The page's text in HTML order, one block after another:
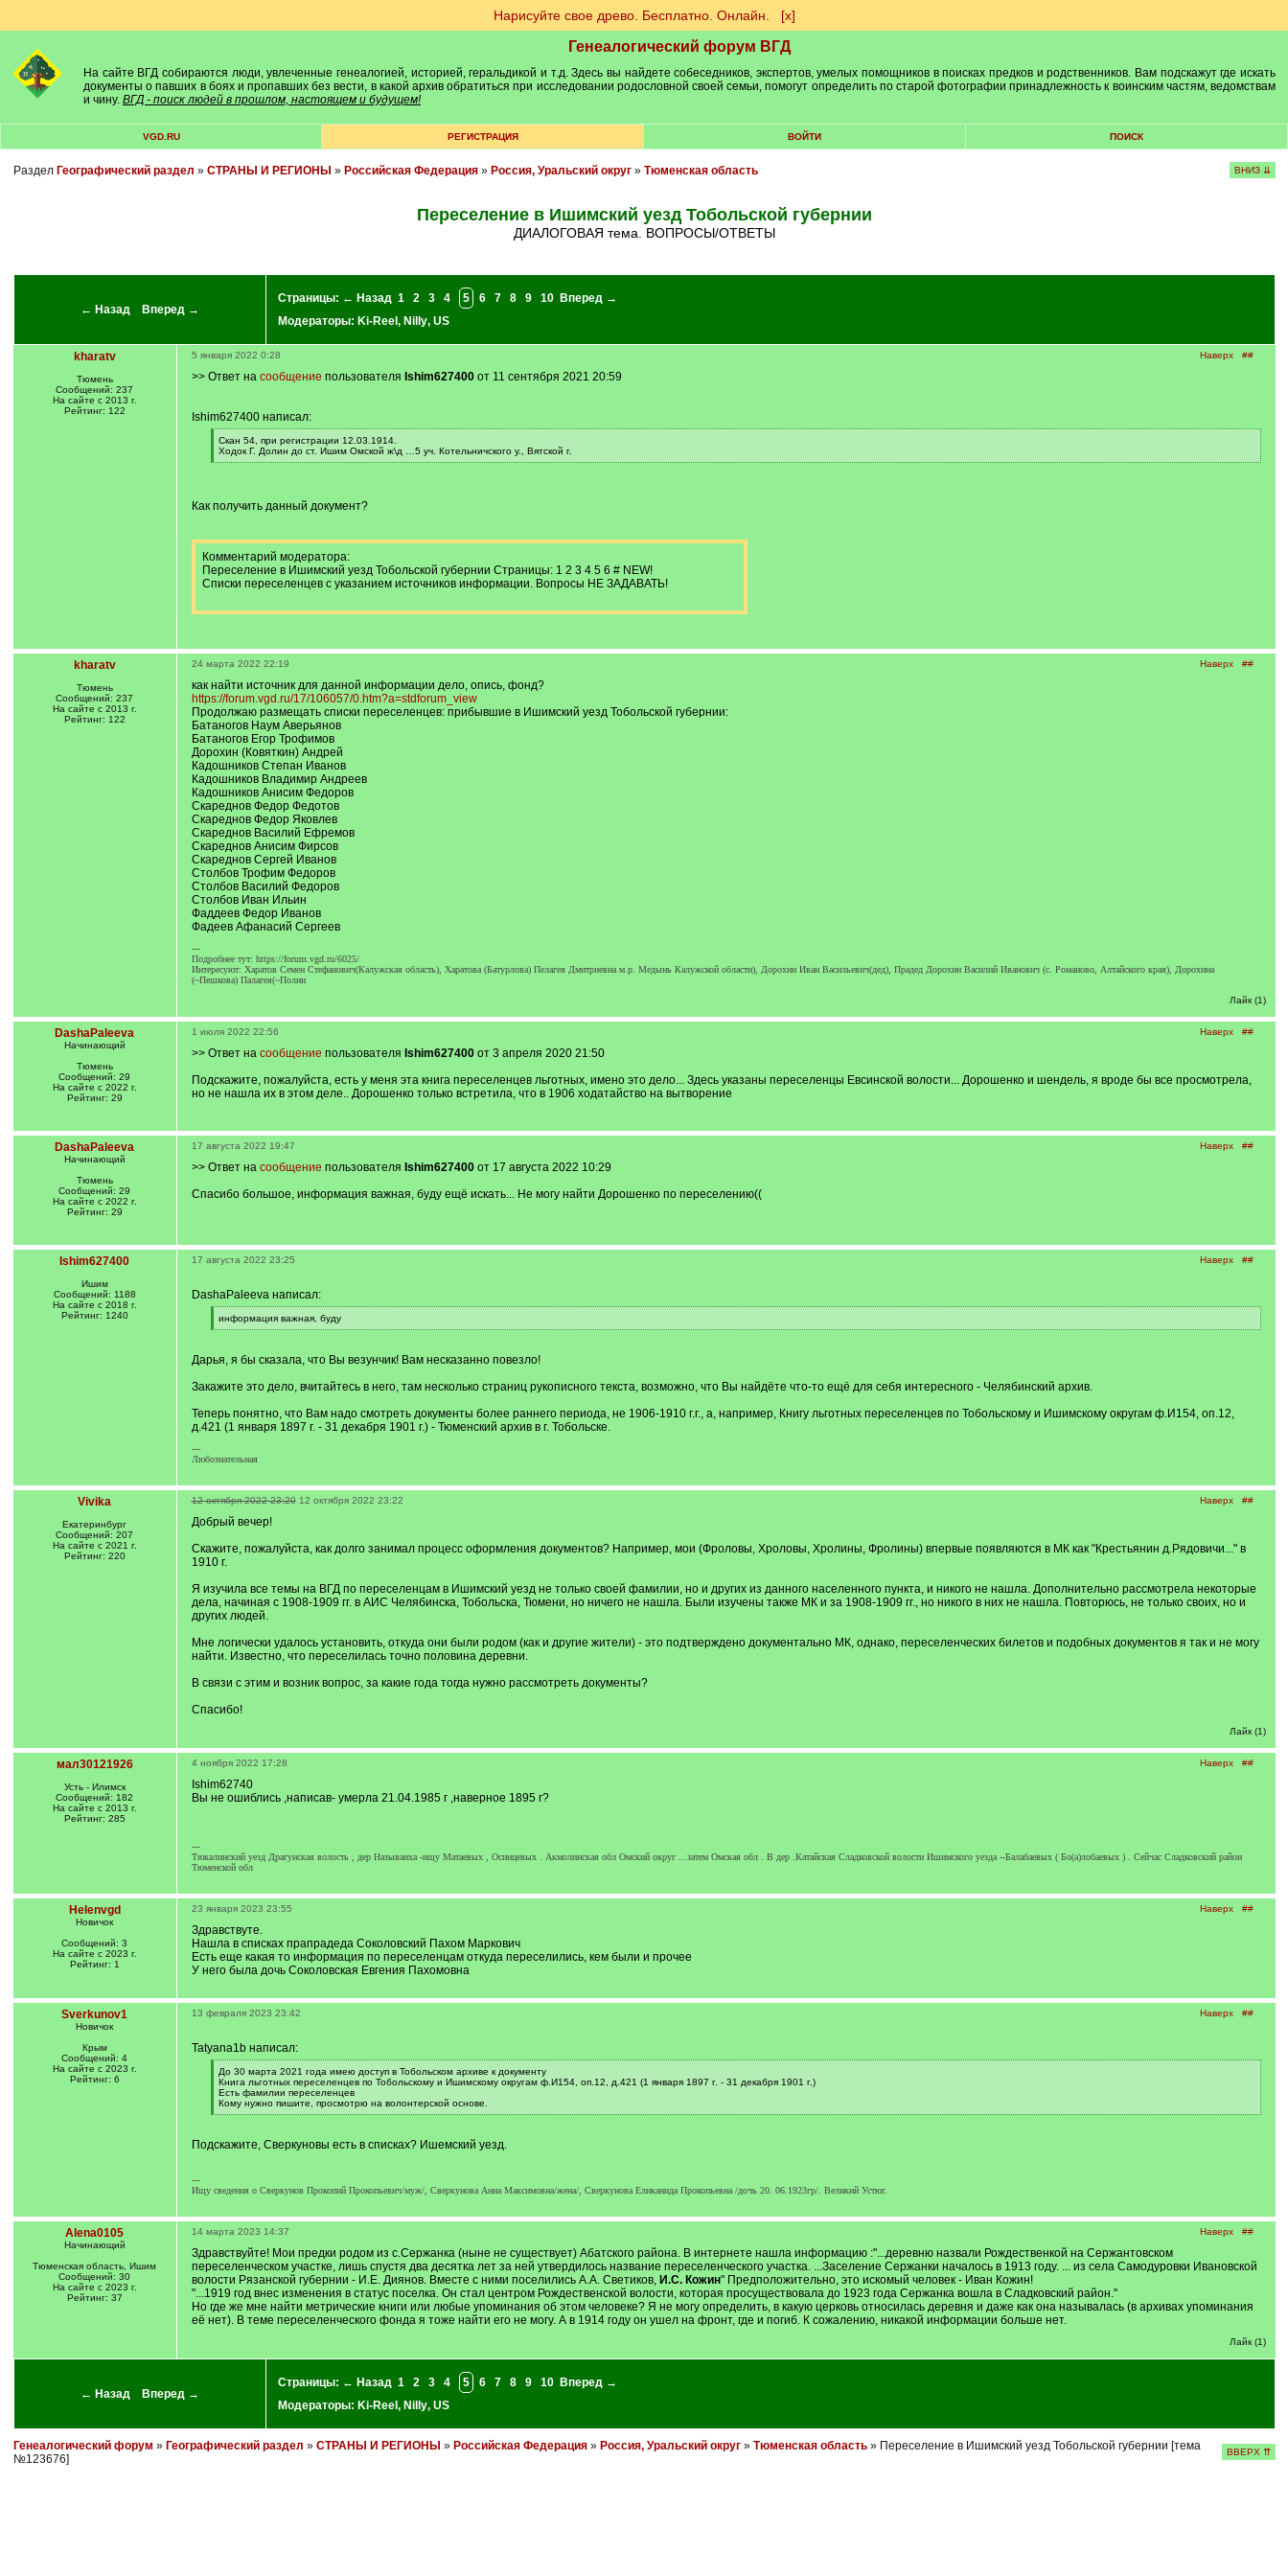
Нарисуйте свое древо. Бесплатно. Онлайн. [х]
Генеалогический форум ВГД
На сайте ВГД собираются люди, увлеченные генеалогией, историей, геральдикой и т.д. Здесь вы найдете собеседников, экспертов, умелых помощников в поисках предков и родственников. Вам подскажут где искать
документы о павших в боях и пропавших без вести, в какой архив обратиться при исследовании родословной своей семьи, помогут определить по старой фотографии принадлежность к воинским частям, ведомствам
и чину. ВГД - поиск людей в прошлом, настоящем и будущем!
VGD.RU РЕГИСТРАЦИЯ ВОЙТИ ПОИСК
Раздел Географический раздел » СТРАНЫ И РЕГИОНЫ » Российская Федерация» Россия, Уральский округ» Тюменская область ВНИЗ ⇊
Переселение в Ишимский уезд Тобольской губернии
ДИАЛОГОВАЯ тема. ВОПРОСЫ/ОТВЕТЫ
← Назад Вперед →
Страницы: ← Назад 1 2 3 4 5 6 7 8 9 10
Вперед →
Модераторы: Ki-Reel , Nilly, US
kharatv
Тюмень
Сообщений: 237
На сайте с 2013 г.
Рейтинг: 122
Наверх ##
5 января 2022 0:28
>> Ответ на сообщение пользователя Ishim627400от 11 сентября 2021 20:59
Ishim627400 написал:
[
q
]
Скан 54, при регистрации 12.03.1914.
Ходок Г. Долин до ст. Ишим Омской ж\д …5 уч. Котельничского у., Вятской г.
[
Как получить данный документ?
Комментарий модератора:
Переселение в Ишимский уезд Тобольской губернии Страницы: 1 2 3 4 5 6 # NEW!
Списки переселенцев с указанием источников информации. Вопросы НЕ ЗАДАВАТЬ!
kharatv
Тюмень
Сообщений: 237
На сайте с 2013 г.
Рейтинг: 122
Наверх ##
24 марта 2022 22:19
как найти источник для данной информации дело, опись, фонд?
https://forum.vgd.ru/17/106057/0.htm?a=stdforum_view
Продолжаю размещать списки переселенцев: прибывшие в Ишимский уезд Тобольской губернии:
Батаногов Наум Аверьянов
Батаногов Егор Трофимов
Дорохин (Ковяткин) Андрей
Кадошников Степан Иванов
Кадошников Владимир Андреев
Кадошников Анисим Федоров
Скареднов Федор Федотов
Скареднов Федор Яковлев
Скареднов Василий Ефремов
Скареднов Анисим Фирсов
Скареднов Сергей Иванов
Столбов Трофим Федоров
Столбов Василий Федоров
Столбов Иван Ильин
Фаддеев Федор Иванов
Фадеев Афанасий Сергеев
---
Подробнее тут: https://forum.vgd.ru/6025/
Интересуют: Харатов Семен Стефанович(Калужская область), Харатова (Батурлова) Пелагея Дмитриевна м.р. Медынь Калужской области), Дорохин Иван Васильевич(дед), Прадед Дорохин Василий Иванович (с. Романово, Алтайского края), Дорохина
(~Пешкова) Палагея(~Полин
Лайк (1)
DashaPaleeva
Начинающий
Тюмень
Сообщений: 29
На сайте с 2022 г.
Рейтинг: 29
Наверх ##
1 июля 2022 22:56
>> Ответ на сообщение пользователя Ishim627400от 3 апреля 2020 21:50
Подскажите, пожалуйста, есть у меня эта книга переселенцев льготных, имено это дело... Здесь указаны переселенцы Евсинской волости... Дорошенко и шендель, я вроде бы все просмотрела,
но не нашла их в этом деле.. Дорошенко только встретила, что в 1906 ходатайство на вытворение
DashaPaleeva
Начинающий
Тюмень
Сообщений: 29
На сайте с 2022 г.
Рейтинг: 29
Наверх ##
17 августа 2022 19:47
>> Ответ на сообщение пользователя Ishim627400от 17 августа 2022 10:29
Спасибо большое, информация важная, буду ещё искать... Не могу найти Дорошенко по переселению((
Ishim627400
Ишим
Сообщений: 1188
На сайте с 2018 г.
Рейтинг: 1240
Наверх ##
17 августа 2022 23:25
DashaPaleeva написал:
[
q
информация важная, буду
[
]
Дарья, я бы сказала, что Вы везунчик! Вам несказанно повезло!
Закажите это дело, вчитайтесь в него, там несколько страниц рукописного текста, возможно, что Вы найдёте что-то ещё для себя интересного - Челябинский архив.
Теперь понятно, что Вам надо смотреть документы более раннего периода, не 1906-1910 г.г., а, например, Книгу льготных переселенцев по Тобольскому и Ишимскому округам ф.И154, оп.12,
д.421 (1 января 1897 г. - 31 декабря 1901 г.) - Тюменский архив в г. Тобольске.
---
Любознательная
Vivika
Екатеринбург
Сообщений: 207
На сайте с 2021 г.
Рейтинг: 220
Наверх ##
12 октября 2022 23:20 12 октября 2022 23:22
Добрый вечер!
Скажите, пожалуйста, как долго занимал процесс оформления документов? Например, мои (Фроловы, Хроловы, Хролины, Фролины) впервые появляются в МК как "Крестьянин д.Рядовичи..." в
1910 г.
Я изучила все темы на ВГД по переселенцам в Ишимский уезд не только своей фамилии, но и других из данного населенного пункта, и никого не нашла. Дополнительно рассмотрела некоторые
дела, начиная с 1908-1909 гг. в АИС Челябинска, Тобольска, Тюмени, но ничего не нашла. Были изучены также МК и за 1908-1909 гг., но никого в них не нашла. Повторюсь, не только своих, но и
других людей.
Мне логически удалось установить, откуда они были родом (как и другие жители) - это подтверждено документально МК, однако, переселенческих билетов и подобных документов я так и не могу
найти. Известно, что переселилась точно половина деревни.
В связи с этим и возник вопрос, за какие года тогда нужно рассмотреть документы?
Спасибо!
Лайк (1)
мал30121926
Усть - Илимск
Сообщений: 182
На сайте с 2013 г.
Рейтинг: 285
Наверх ##
4 ноября 2022 17:28
Ishim62740
Вы не ошиблись ,написав- умерла 21.04.1985 г ,наверное 1895 г?
---
Тюкалинский уезд Драгунская волость , дер Называиха -ищу Матаевых , Осинцевых . Акмолинская обл Омский округ ...затем Омская обл . В дер .Катайская Сладковской волости Ишимского уезда --Балабаевых ( Бо(а)лобаевых ) . Сейчас Сладковский район
Тюменской обл
Helenvgd
Новичок
Сообщений: 3
На сайте с 2023 г.
Рейтинг: 1
Наверх ##
23 января 2023 23:55
Здравствуте.
Нашла в списках прапрадеда Соколовский Пахом Маркович
Есть еще какая то информация по переселенцам откуда переселились, кем были и прочее
У него была дочь Соколовская Евгения Пахомовна
Sverkunov1
Новичок
Крым
Сообщений: 4
На сайте с 2023 г.
Рейтинг: 6
Наверх ##
13 февраля 2023 23:42
Tatyana1b написал:
[
q
]
До 30 марта 2021 года имею доступ в Тобольском архиве к документу
Книга льготных переселенцев по Тобольскому и Ишимскому округам ф.И154, оп.12, д.421 (1 января 1897 г. - 31 декабря 1901 г.)
Есть фамилии переселенцев
Кому нужно пишите, просмотрю на волонтерской основе.
[
]
Подскажите, Сверкуновы есть в списках? Ишемский уезд.
---
Ищу сведения о Сверкунов Прокопий Прокопьевич/муж/, Сверкунова Анна Максимовна/жена/, Сверкунова Еликанида Прокопьевна /дочь 20. 06.1923гр/. Великий Устюг.
Alena0105
Начинающий
Тюменская область, Ишим
Сообщений: 30
На сайте с 2023 г.
Рейтинг: 37
Наверх ##
14 марта 2023 14:37
Здравствуйте! Мои предки родом из с.Сержанка (ныне не существует) Абатского района. В интернете нашла информацию :"...деревню назвали Рождественкой на Сержантовском
переселенческом участке, лишь спустя два десятка лет за ней утвердилось название переселенческого участка. ...Заселение Сержанки началось в 1913 году. ... из села Самодуровки Ивановской
волости Рязанской губернии - И.Е. Диянов. Вместе с ними поселились А.А. Светиков, И.С. Кожин" Предположительно, это искомый человек - Иван Кожин!
"...1919 год внес изменения в статус поселка. Он стал центром Рождественской волости, которая просуществовала до 1923 года Сержанка вошла в Сладковский район."
Но где же мне найти метрические книги или любые упоминания об этом человеке? Я не могу определить, в какую церковь относилась деревня и даже как она называлась (в архивах упоминания
её нет). В теме переселенческого фонда я тоже найти его не могу. А в 1914 году он ушел на фронт, где и погиб. К сожалению, никакой информации больше нет.
Лайк (1)
← Назад Вперед →
Страницы: ← Назад 1 2 3 4 5 6 7 8 9 10
Вперед →
Модераторы: Ki-Reel , Nilly, US
Генеалогический форум » Географический раздел » СТРАНЫ И РЕГИОНЫ » Российская Федерация» Россия, Уральский округ» Тюменская область» Переселение в Ишимский уезд Тобольской губернии [тема
№123676]
ВВЕРХ ⇈